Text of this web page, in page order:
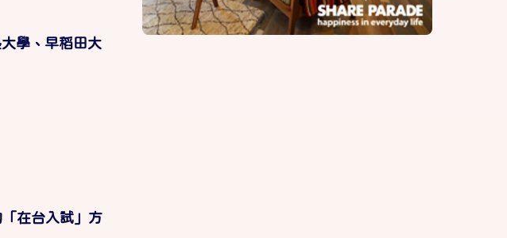
學、早稻田大
在台入試」方